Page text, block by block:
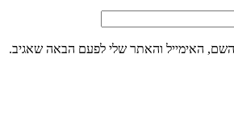
האימייל והאתר שלי לפעם הבאה שאגיב.